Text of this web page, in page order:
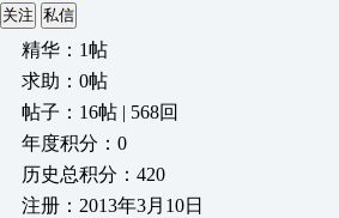
关注 私信
精华：1帖
求助：0帖
帖子：16帖 | 568回
年度积分：0
历史总积分：420
注册：2013年3月10日